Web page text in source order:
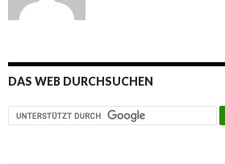
DAS WEB DURCHSUCHEN